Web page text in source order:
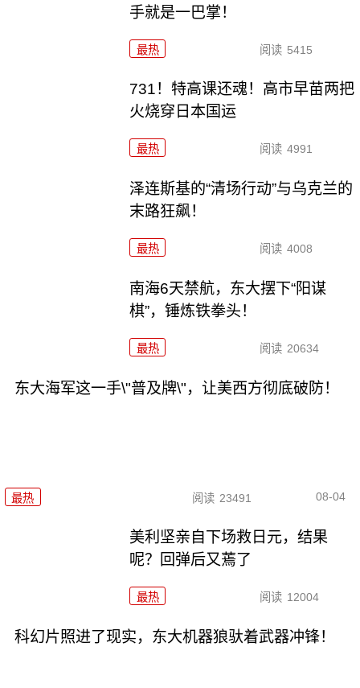
手就是一巴掌！
最热 阅读 5415
731！特高课还魂！高市早苗两把
火烧穿日本国运
最热 阅读 4991
泽连斯基的“清场行动”与乌克兰的
末路狂飙！
最热 阅读 4008
南海6天禁航，东大摆下“阳谋
棋”，锤炼铁拳头！
最热 阅读 20634
东大海军这一手\"普及牌\"，让美西方彻底破防！
最热 阅读 23491 08-04
美利坚亲自下场救日元，结果
呢？回弹后又蔫了
最热 阅读 12004
科幻片照进了现实，东大机器狼驮着武器冲锋！